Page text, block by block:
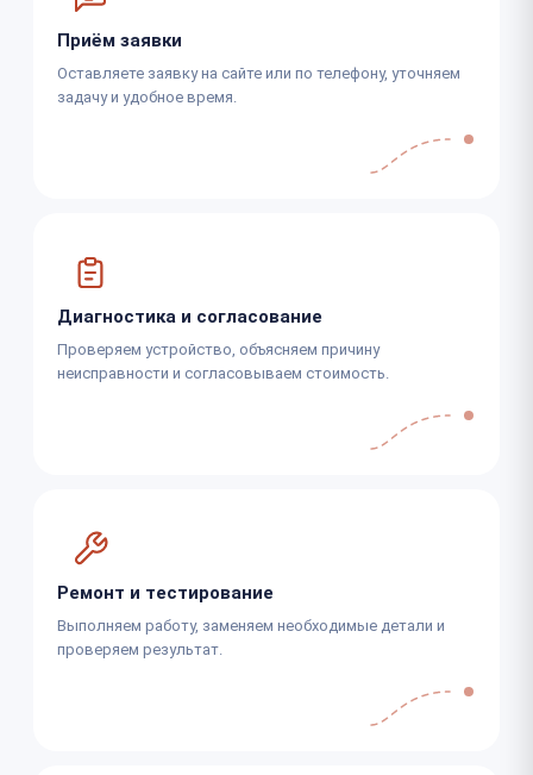
Приём заявки
Оставляете заявку на сайте или по телефону, уточняем
задачу и удобное время.
Диагностика и согласование
Проверяем устройство, объясняем причину
неисправности и согласовываем стоимость.
Ремонт и тестирование
Выполняем работу, заменяем необходимые детали и
проверяем результат.